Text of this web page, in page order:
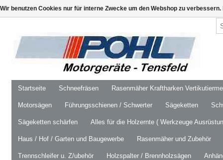
Startseite Schneefräsen Rasenmäher Kraftharken
Motorsägen Führungsschienen / Schwerter Sägeketten
Sägeketten schärfen Alles für die Holzernte ( Werkzeuge
Haus / Hof / Garten und Baugewerbe Rasenmäher und Zubehör
Trennschleifer u. Z/ubehör Holzspalter / Brennholzsägen
Wir benutzen Cookies nur für interne Zwecke um den Webshop zu